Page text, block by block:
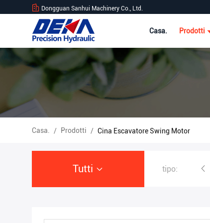
Dongguan Sanhui Machinery Co., Ltd.
Casa. Prodotti
Casa. / Prodotti / Cina Escavatore Swing Motor
Tutti tipo:
Escavatore Hydraulic Pump